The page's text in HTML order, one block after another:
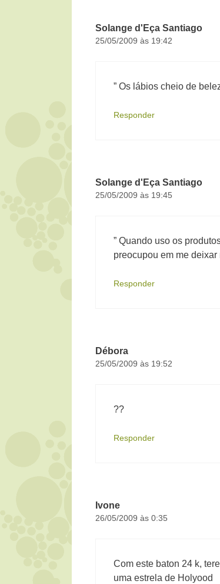
Solange d'Eça Santiago
25/05/2009 às 19:42
” Os lábios cheio de
Responder
Solange d'Eça Santiago
25/05/2009 às 19:45
” Quando uso os
preocupou em me deixar
Responder
Débora
25/05/2009 às 19:52
??
Responder
Ivone
26/05/2009 às 0:35
Com este baton 24 k,
uma estrela de Holyood